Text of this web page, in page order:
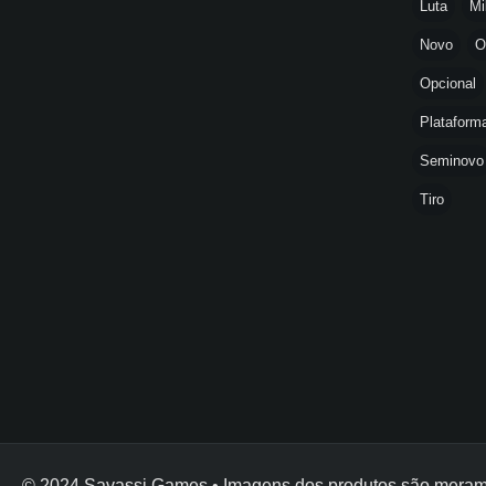
Luta
Novo
Opcional
Seminovo
Tiro